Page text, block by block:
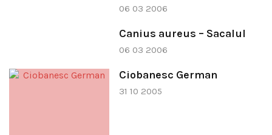
06 03 2006
Canius aureus – Sacalul
06 03 2006
Ciobanesc German
31 10 2005